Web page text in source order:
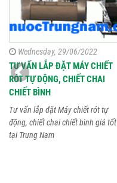
Wednesday, 29/06/2022
TƯ VẤN LẮP ĐẶT MÁY CHIẾT
RÓT TỰ ĐỘNG, CHIẾT CHAI
CHIẾT BÌNH
Tư vấn lắp đặt Máy chiết rót tự
động, chiết chai chiết bình giá tốt
tại Trung Nam